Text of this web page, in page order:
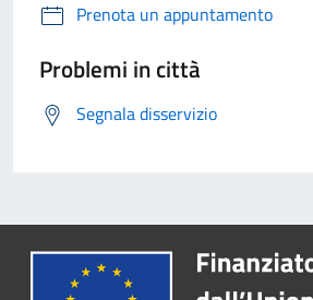
Prenota un appuntamento
Problemi in città
Segnala disservizio